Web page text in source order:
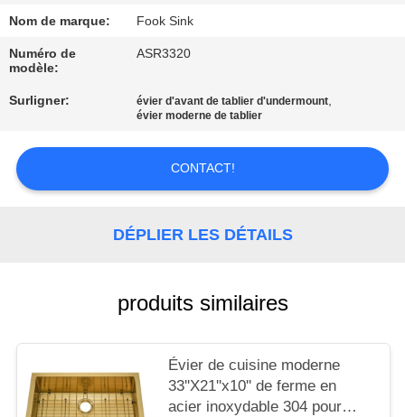
PLAN
DU
SITE
POLICY
Nom de marque: Fook Sink
Numéro de
modèle:
ASR3320
Surligner: évier d'avant de tablier d'undermount,
évier moderne de tablier
CONTACT!
DÉPLIER LES DÉTAILS
produits similaires
Évier de cuisine moderne
33''X21''x10'' de ferme en
acier inoxydable 304 pour